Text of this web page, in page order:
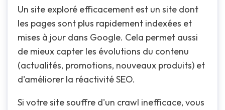
Un site exploré efficacement est un site dont
les pages sont plus rapidement indexées et
mises à jour dans Google. Cela permet aussi
de mieux capter les évolutions du contenu
(actualités, promotions, nouveaux produits) et
d'améliorer la réactivité SEO.
Si votre site souffre d'un crawl inefficace, vous